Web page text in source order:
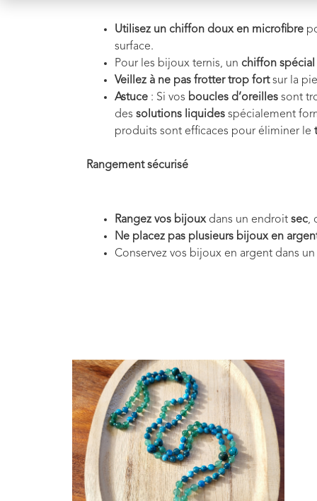
Utilisez un chiffon doux en microfibre
surface.
Pour les bijoux ternis, un chiffon
Veillez à ne pas frotter trop fortsur la
Astuce : Si vos boucles d’oreilles sont
des solutions liquides spécialement
produits sont efficaces pour éliminer le
Rangement sécurisé
Rangez vos bijouxdans un endroit sec,
Ne placez pas plusieurs bijoux en
Conservez vos bijoux en argent dans